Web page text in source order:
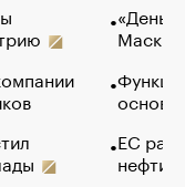
Маск в
основ
ЕС
нефти